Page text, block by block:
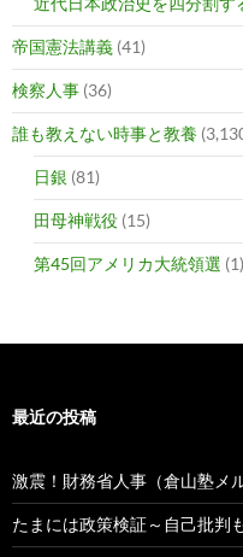
帝国憲法講義 (41)
検察人事 (36)
誰も教えない時事と教養
日銀 (81)
田母神戦役 (15)
第45回アメリカ大統領選 (1)
最近の投稿
激震！財務省人事（倉山塾メ
たまには政策検証～自己批判